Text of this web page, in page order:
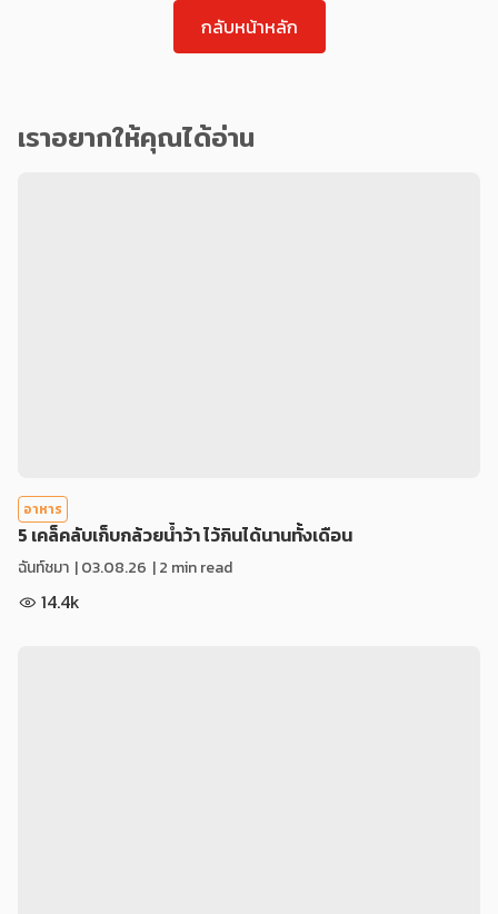
กลับหน้าหลัก
เราอยากให้คุณได้อ่าน
อาหาร
5 เคล็คลับเก็บกล้วยน้ำว้า ไว้กินได้นานทั้งเดือน
ฉันท์ชมา |03.08.26 | 2 min read
14.4k